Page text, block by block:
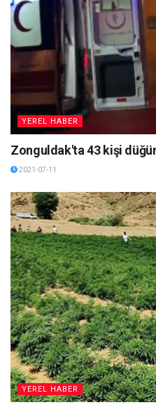
YEREL HABER
Zonguldak'ta 43 kişi
2021-07-11
YEREL HABER